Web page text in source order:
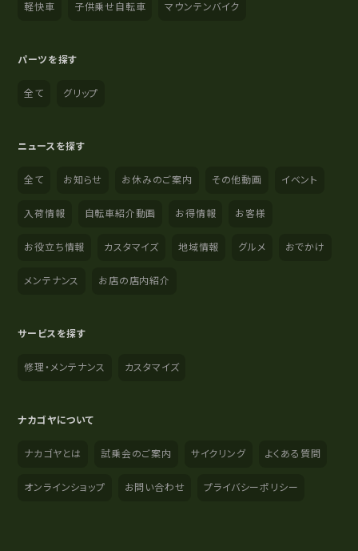
軽快車 子供乗せ自転車 マウンテンバイク
パーツを探す
全て グリップ
ニュースを探す
全て お知らせ お休みのご案内 その他動画 イベント
入荷情報 自転車紹介動画 お得情報 お客様
お役立ち情報 カスタマイズ 地域情報 グルメ おでかけ
メンテナンス お店の店内紹介
サービスを探す
修理・メンテナンス カスタマイズ
ナカゴヤについて
ナカゴヤとは 試乗会のご案内 サイクリング よくある質問
オンラインショップ お問い合わせ プライバシーポリシー